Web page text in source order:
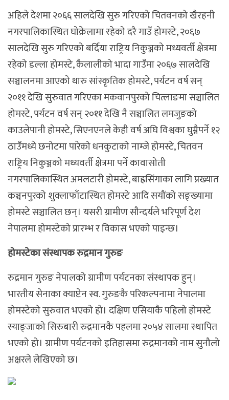
अहिले देशमा २०६६ सालदेखि सुरु गरिएको चितवनको खैरहनी
नगरपालिकास्थित घोक्रेलामा रहेको दरै गाउँ होमस्टे, २०६७
सालदेखि सुरु गरिएको बर्दिया राष्ट्रिय निकुञ्जको मध्यवर्ती क्षेत्रमा
रहेको डल्ला होमस्टे, कैलालीको भादा गाउँमा २०६७ सालदेखि
सञ्चालनमा आएको थारु सांस्कृतिक होमस्टे, पर्यटन वर्ष सन्
२०११ देखि सुरुवात गरिएका मकवानपुरको चित्लाङमा सञ्चालित
होमस्टे, पर्यटन वर्ष सन् २०११ देखि नै सञ्चालित लमजुङको
काउलेपानी होमस्टे, सिएनएनले केही वर्ष अघि विश्वका घुम्नैपर्ने १२
ठाउँमध्ये छनोटमा पारेको धनकुटाको नाम्जे होमस्टे, चितवन
राष्ट्रिय निकुञ्जको मध्यवर्ती क्षेत्रमा पर्ने कावासोती
नगरपालिकास्थित अमलटारी होमस्टे, बाह्रसिंगाका लागि प्रख्यात
कञ्चनपुरको शुक्लाफाँटास्थित होमस्टे आदि सयौंको सङ्ख्यामा
होमस्टे सञ्चालित छन्। यसरी ग्रामीण सौन्दर्यले भरिपूर्ण देश
नेपालमा होमस्टेको प्रारम्भ र विकास भएको पाइन्छ।
होमस्टेका संस्थापक रुद्रमान गुरुङ
रुद्रमान गुरुङ नेपालको ग्रामीण पर्यटनका संस्थापक हुन्।
भारतीय सेनाका क्याप्टेन स्व. गुरुङकै परिकल्पनामा नेपालमा
होमस्टेको सुरुवात भएको हो। दक्षिण एसियाकै पहिलो होमस्टे
स्याङ्जाको सिरुबारी रुद्रमानकै पहलमा २०५४ सालमा स्थापित
भएको हो। ग्रामीण पर्यटनको इतिहासमा रुद्रमानको नाम सुनौलो
अक्षरले लेखिएको छ।